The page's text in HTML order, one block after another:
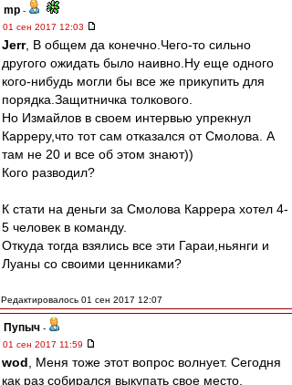
mp -
01 сен 2017 12:03
Jerr, В общем да конечно.Чего-то сильно
другого ожидать было наивно.Ну еще одного
кого-нибудь могли бы все же прикупить для
порядка.Защитничка толкового.
Но Измайлов в своем интервью упрекнул
Карреру,что тот сам отказался от Смолова. А
там не 20 и все об этом знают))
Кого разводил?
К стати на деньги за Смолова Каррера хотел 4-
5 человек в команду.
Откуда тогда взялись все эти Гараи,ньянги и
Луаны со своими ценниками?
Редактировалось 01 сен 2017 12:07
Пупыч -
01 сен 2017 11:59
wod , Меня тоже этот вопрос волнует. Сегодня
как раз собирался выкупать свое место.